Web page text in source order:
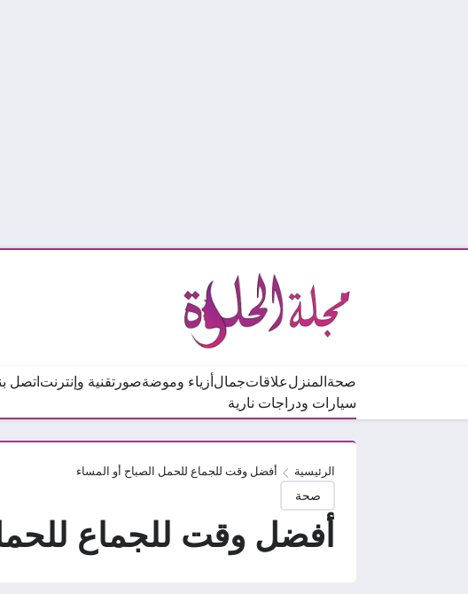
صحة المنزلعلاقاتجمال أزياء وموضةصور تقنية وإنترنت اتصل
سيارات ودراجات نارية
الرئيسية أفضل وقت للجماع للحمل الصباح أو المساء
صحة
أفضل وقت للجماع